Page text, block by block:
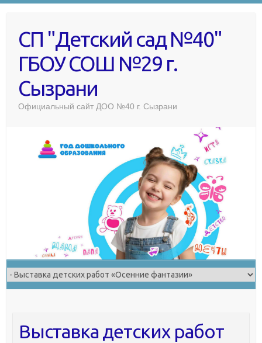
СП "Детский сад №40"
ГБОУ СОШ №29 г.
Сызрани
Официальный сайт ДОО №40 г. Сызрани
Выставка детских работ